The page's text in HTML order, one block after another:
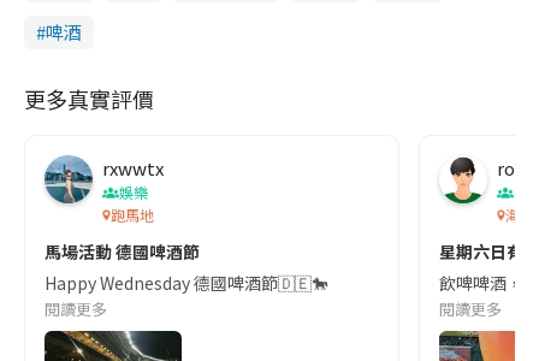
啤酒
更多真實評價
rxwwtx
娛樂
跑馬地
馬場活動 德國啤酒節
Happy Wednesday 德國啤酒節🇩🇪🐎
閱讀更多
節
海天
星期六日有
飲啤啤酒，
閱讀更多